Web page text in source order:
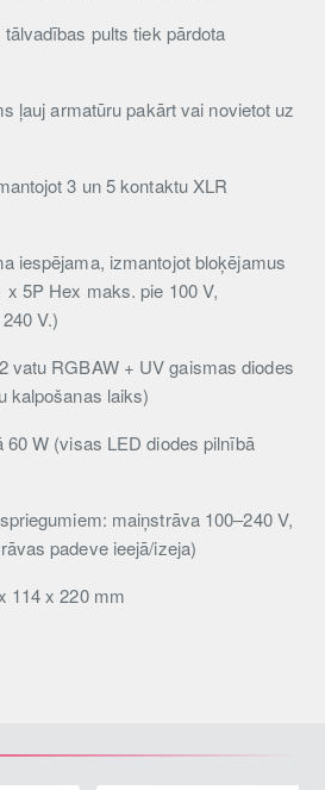
pults tiek pārdota
ļauj armatūru pakārt vai novietot uz
3 un 5 kontaktu XLR
iespējama, izmantojot bloķējamus
5P Hex maks. pie 100 V,
V.)
vatu RGBAW + UV gaismas diodes
kalpošanas laiks)
W (visas LED diodes pilnībā
maiņstrāva 100–240 V,
padeve ieejā/izeja)
114 x 220 mm